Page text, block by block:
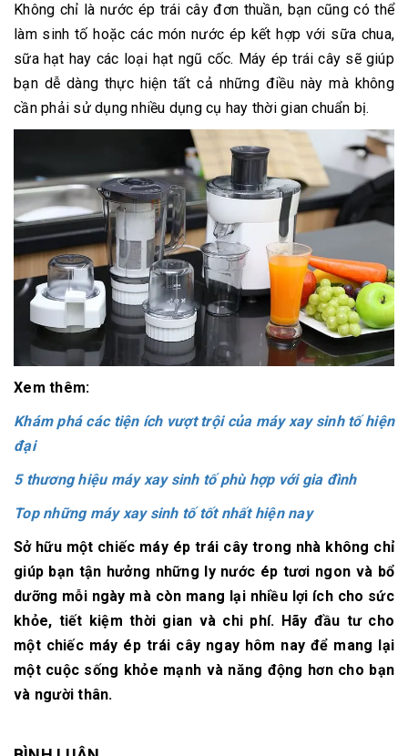
Không chỉ là nước ép trái cây đơn thuần, bạn cũng có thể
làm sinh tố hoặc các món nước ép kết hợp với sữa chua,
sữa hạt hay các loại hạt ngũ cốc. Máy ép trái cây sẽ giúp
bạn dễ dàng thực hiện tất cả những điều này mà không
cần phải sử dụng nhiều dụng cụ hay thời gian chuẩn bị.
Xem thêm:
Khám phá các tiện ích vượt trội của máy xay sinh tố hiện
đại
5 thương hiệu máy xay sinh tố phù hợp với gia đình
Top những máy xay sinh tố tốt nhất hiện nay
Sở hữu một chiếc máy ép trái cây trong nhà không chỉ
giúp bạn tận hưởng những ly nước ép tươi ngon và bổ
dưỡng mỗi ngày mà còn mang lại nhiều lợi ích cho sức
khỏe, tiết kiệm thời gian và chi phí. Hãy đầu tư cho
một chiếc máy ép trái cây ngay hôm nay để mang lại
một cuộc sống khỏe mạnh và năng động hơn cho bạn
và người thân.